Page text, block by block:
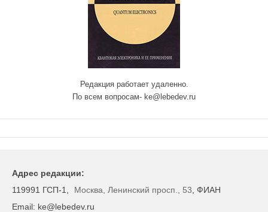
Редакция работает удаленно.
По всем вопросам- ke@lebedev.ru
Адрес редакции:
119991 ГСП-1,
Москва, Ленинский просп., 53 , ФИАН
Email: ke@lebedev.ru